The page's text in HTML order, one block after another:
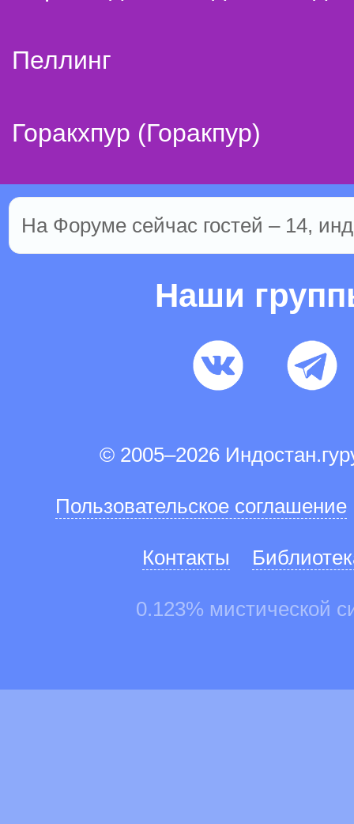
Пеллинг
Горакхпур (Горакпур)
На Форуме сейчас гостей – 14,
Наши
© 2005–2026
Пользовательское соглашение
Контакты
0.123% мистической